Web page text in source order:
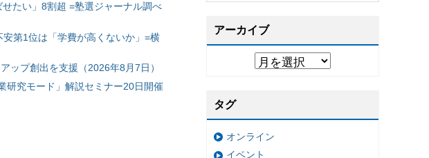
たい」8割超 =塾選ジャーナル調べ
第1位は「学費が高くないか」=横
ップ創出を支援（2026年8月7日）
研究モード」解説セミナー20日開催
アーカイブ
タグ
オンライン
イベント